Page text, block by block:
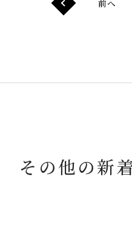
前へ
その他の新